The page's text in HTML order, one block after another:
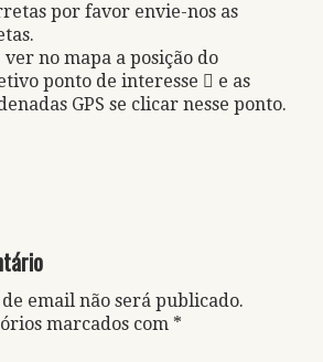
por favor envie-nos as
ver no mapa a posição do
ponto de interesse
e as
GPS se clicar nesse ponto.
email não será publicado.
marcados com *